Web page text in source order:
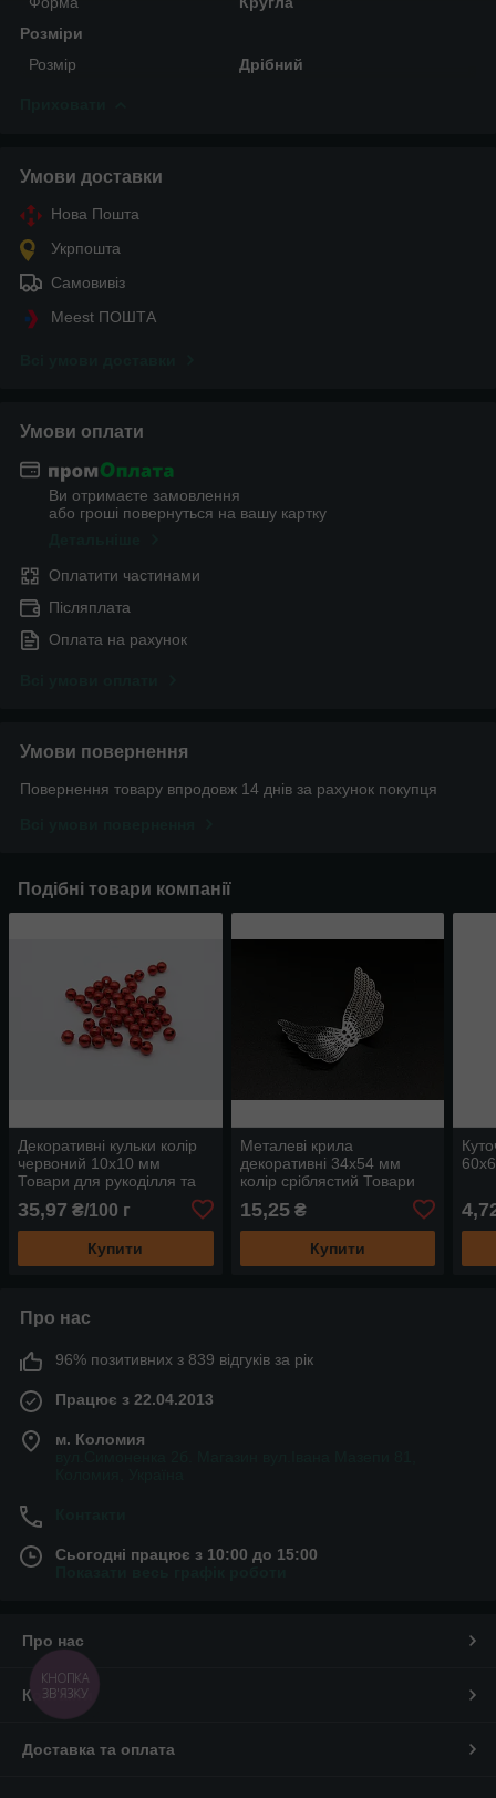
Розміри
Розмір
Дрібний
Умови доставки
Нова Пошта
Укрпошта
Самовивіз
Meest ПОШТА
Умови оплати
Ви отримаєте замовлення
або гроші повернуться на вашу картку
Оплатити частинами
Післяплата
Оплата на рахунок
Умови повернення
Повернення товару впродовж 14 днів за рахунок покупця
Подібні товари компанії
Декоративні кульки колір
червоний 10х10 мм
Товари для рукоділля та
35,97 ₴/100 г
Купити
Металеві крила
декоративні 34х54 мм
колір сріблястий Товари
15,25₴
Купити
Про нас
96% позитивних з 839 відгуків за рік
Працює з 22.04.2013
м. Коломия
Сьогодні працює з 10:00 до 15:00
Про нас
Контакти
Доставка та оплата
КНОПКА
ЗВ'ЯЗКУ